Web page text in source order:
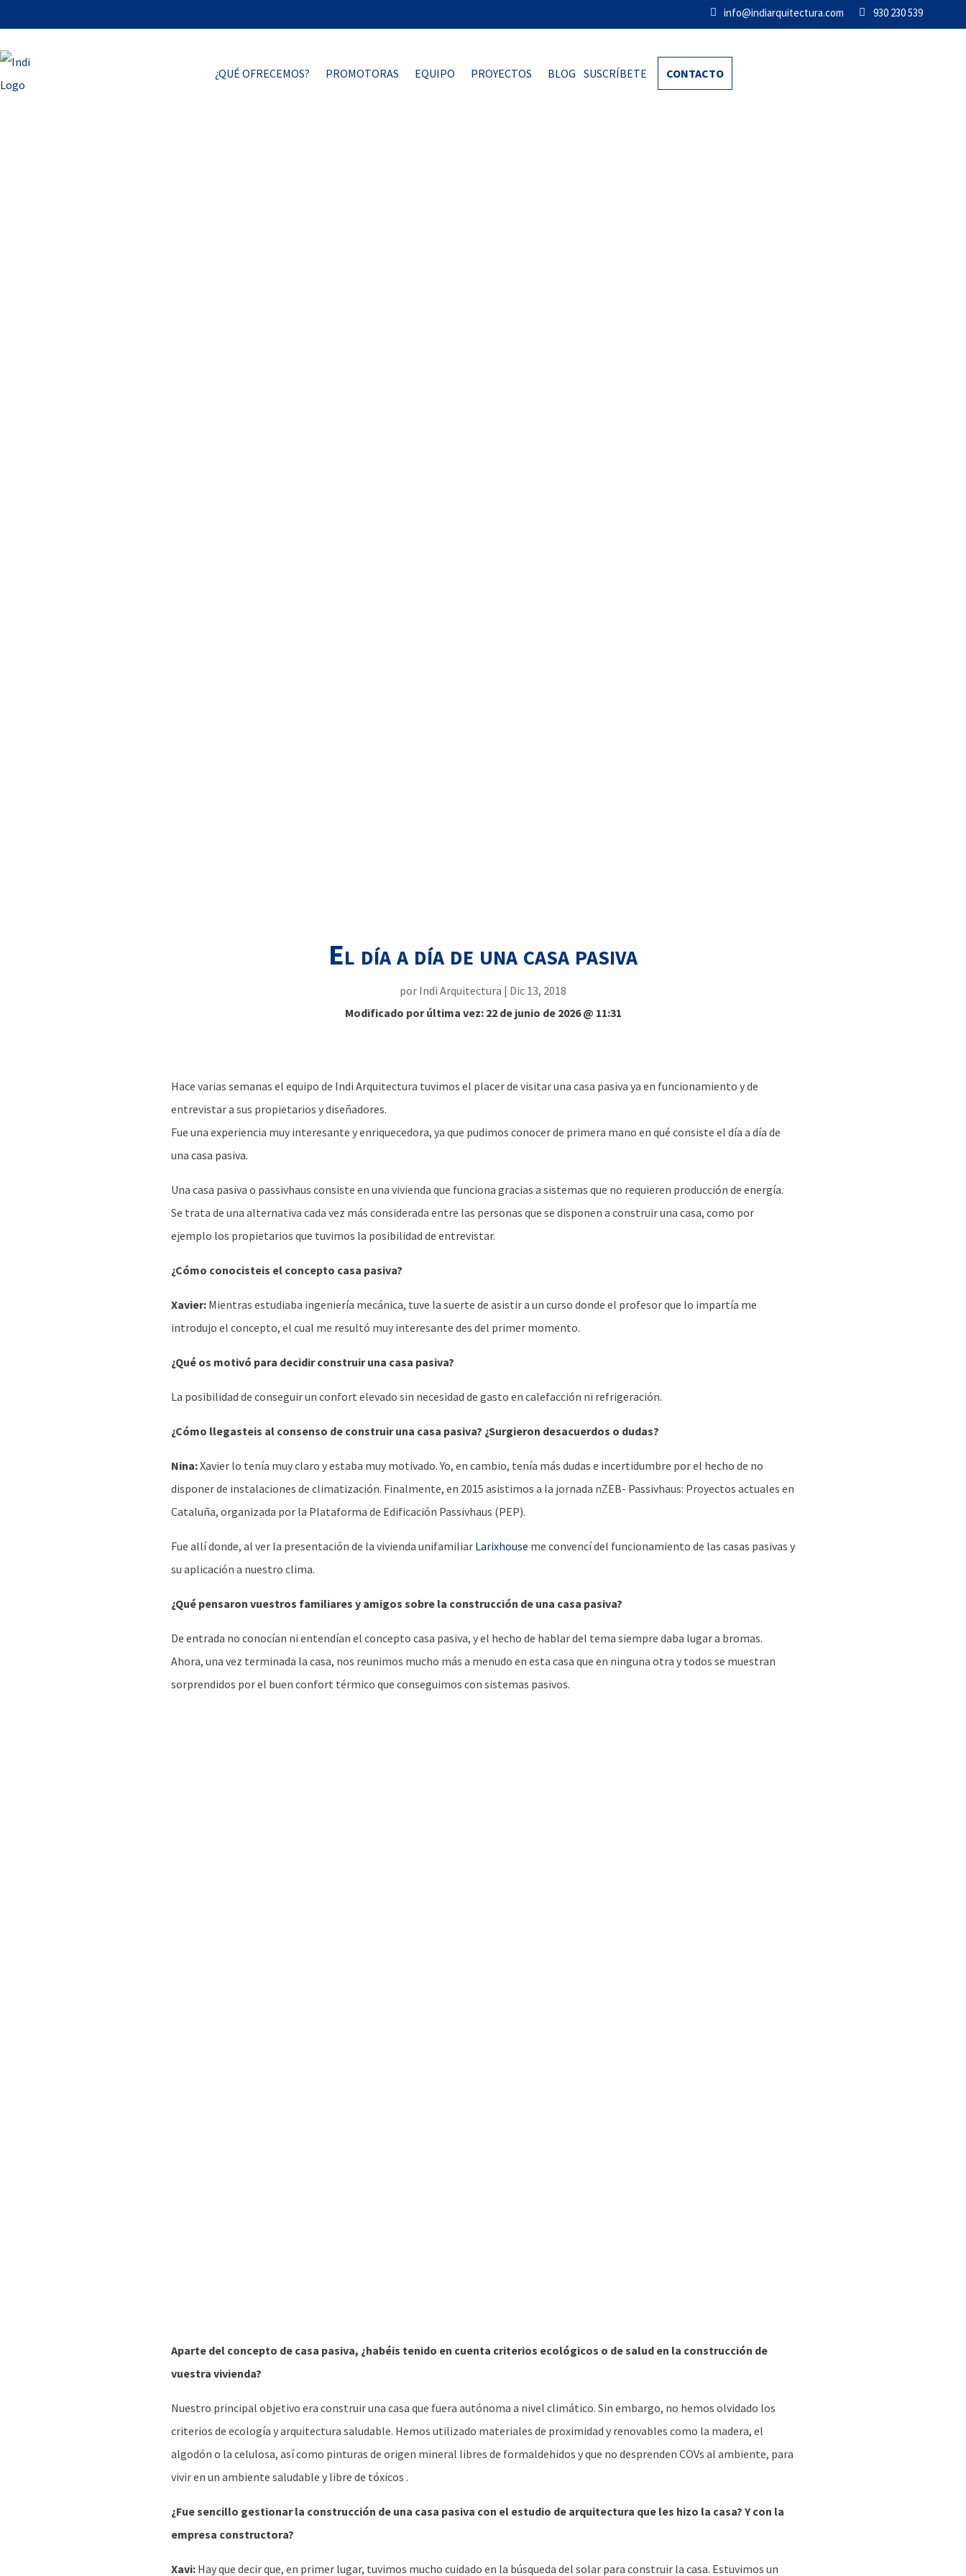
info@indiarquitectura.com 930 230 539
¿QUÉ OFRECEMOS? PROMOTORAS EQUIPO PROYECTOS BLOG SUSCRÍBETE CONTACTO
El día a día de una casa pasiva
por Indi Arquitectura | Dic 13, 2018
Modificado por última vez: 22 de junio de 2026 @ 11:31
Hace varias semanas el equipo de Indi Arquitectura tuvimos el placer de visitar una casa pasiva ya en funcionamiento y de
entrevistar a sus propietarios y diseñadores.
Fue una experiencia muy interesante y enriquecedora, ya que pudimos conocer de primera mano en qué consiste el día a día de
una casa pasiva.
Una casa pasiva o passivhaus consiste en una vivienda que funciona gracias a sistemas que no requieren producción de energía.
Se trata de una alternativa cada vez más considerada entre las personas que se disponen a construir una casa, como por
ejemplo los propietarios que tuvimos la posibilidad de entrevistar.
¿Cómo conocisteis el concepto casa pasiva?
Xavier: Mientras estudiaba ingeniería mecánica, tuve la suerte de asistir a un curso donde el profesor que lo impartía me
introdujo el concepto, el cual me resultó muy interesante des del primer momento.
¿Qué os motivó para decidir construir una casa pasiva?
La posibilidad de conseguir un confort elevado sin necesidad de gasto en calefacción ni refrigeración.
¿Cómo llegasteis al consenso de construir una casa pasiva? ¿Surgieron desacuerdos o dudas?
Nina:Xavier lo tenía muy claro y estaba muy motivado. Yo, en cambio, tenía más dudas e incertidumbre por el hecho de no
disponer de instalaciones de climatización. Finalmente, en 2015 asistimos a la jornada nZEB- Passivhaus: Proyectos actuales en
Cataluña, organizada por la Plataforma de Edificación Passivhaus (PEP).
Fue allí donde, al ver la presentación de la vivienda unifamiliar Larixhouse me convencí del funcionamiento de las casas pasivas y
su aplicación a nuestro clima.
¿Qué pensaron vuestros familiares y amigos sobre la construcción de una casa pasiva?
De entrada no conocían ni entendían el concepto casa pasiva, y el hecho de hablar del tema siempre daba lugar a bromas.
Ahora, una vez terminada la casa, nos reunimos mucho más a menudo en esta casa que en ninguna otra y todos se muestran
sorprendidos por el buen confort térmico que conseguimos con sistemas pasivos.
Aparte del concepto de casa pasiva, ¿habéis tenido en cuenta criterios ecológicos o de salud en la construcción de
vuestra vivienda?
Nuestro principal objetivo era construir una casa que fuera autónoma a nivel climático. Sin embargo, no hemos olvidado los
criterios de ecología y arquitectura saludable. Hemos utilizado materiales de proximidad y renovables como la madera, el
algodón o la celulosa, así como pinturas de origen mineral libres de formaldehidos y que no desprenden COVs al ambiente, para
vivir en un ambiente saludable y libre de tóxicos .
¿Fue sencillo gestionar la construcción de una casa pasiva con el estudio de arquitectura que les hizo la casa? Y con la
empresa constructora?
Xavi:Hay que decir que, en primer lugar, tuvimos mucho cuidado en la búsqueda del solar para construir la casa. Estuvimos un